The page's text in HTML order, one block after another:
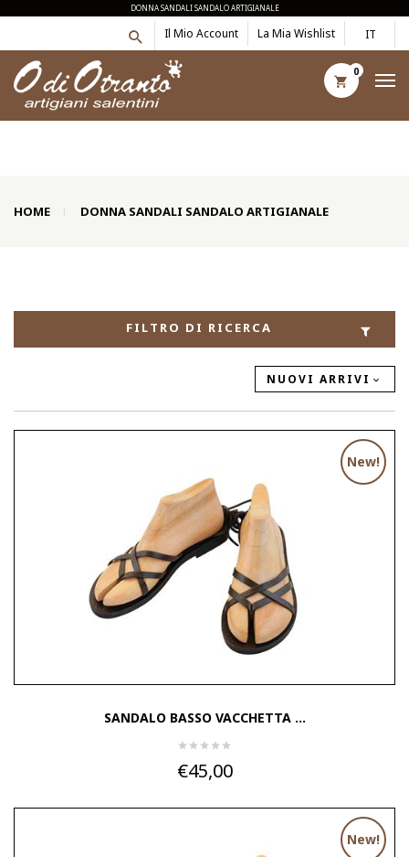
DONNA SANDALI SANDALO ARTIGIANALE
IT
Il Mio Account La Mia Wishlist
0
HOME DONNA SANDALI SANDALO ARTIGIANALE
FILTRO DI RICERCA
NUOVI ARRIVI
New!
SANDALO BASSO VACCHETTA ...
€45,00
New!